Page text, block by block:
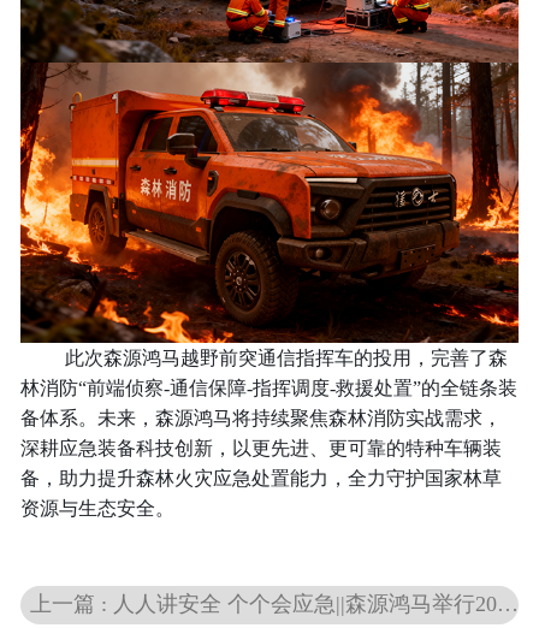
此次森源鸿马越野前突通信指挥车的投用，完善了森
林消防“前端侦察-通信保障-指挥调度-救援处置”的全链条装
备体系。未来，森源鸿马将持续聚焦森林消防实战需求，
深耕应急装备科技创新，以更先进、更可靠的特种车辆装
备，助力提升森林火灾应急处置能力，全力守护国家林草
资源与生态安全。
上一篇 : 人人讲安全 个个会应急||森源鸿马举行2026年安全生产月启动暨安全责任书签订仪式